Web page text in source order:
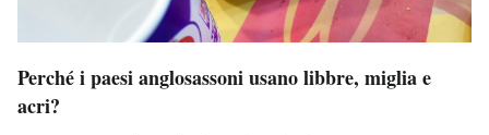
Perché i paesi anglosassoni usano libbre, miglia e
acri?